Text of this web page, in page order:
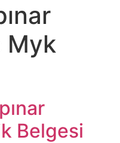
Myk
Belgesi